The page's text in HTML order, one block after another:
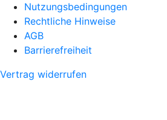
Nutzungsbedingungen
Rechtliche Hinweise
AGB
Barrierefreiheit
Vertrag widerrufen